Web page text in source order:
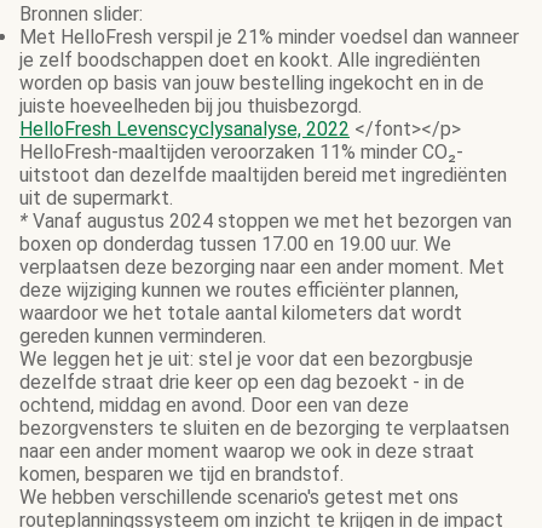
Bronnen slider:
Met HelloFresh verspil je 21% minder voedsel dan wanneer
je zelf boodschappen doet en kookt. Alle ingrediënten
worden op basis van jouw bestelling ingekocht en in de
juiste hoeveelheden bij jou thuisbezorgd.
HelloFresh Levenscyclysanalyse, 2022 </font></p>
HelloFresh-maaltijden veroorzaken 11% minder CO₂-
uitstoot dan dezelfde maaltijden bereid met ingrediënten
uit de supermarkt.
* Vanaf augustus 2024 stoppen we met het bezorgen van
boxen op donderdag tussen 17.00 en 19.00 uur. We
verplaatsen deze bezorging naar een ander moment. Met
deze wijziging kunnen we routes efficiënter plannen,
waardoor we het totale aantal kilometers dat wordt
gereden kunnen verminderen.
We leggen het je uit: stel je voor dat een bezorgbusje
dezelfde straat drie keer op een dag bezoekt - in de
ochtend, middag en avond. Door een van deze
bezorgvensters te sluiten en de bezorging te verplaatsen
naar een ander moment waarop we ook in deze straat
komen, besparen we tijd en brandstof.
We hebben verschillende scenario's getest met ons
routeplanningssysteem om inzicht te krijgen in de impact